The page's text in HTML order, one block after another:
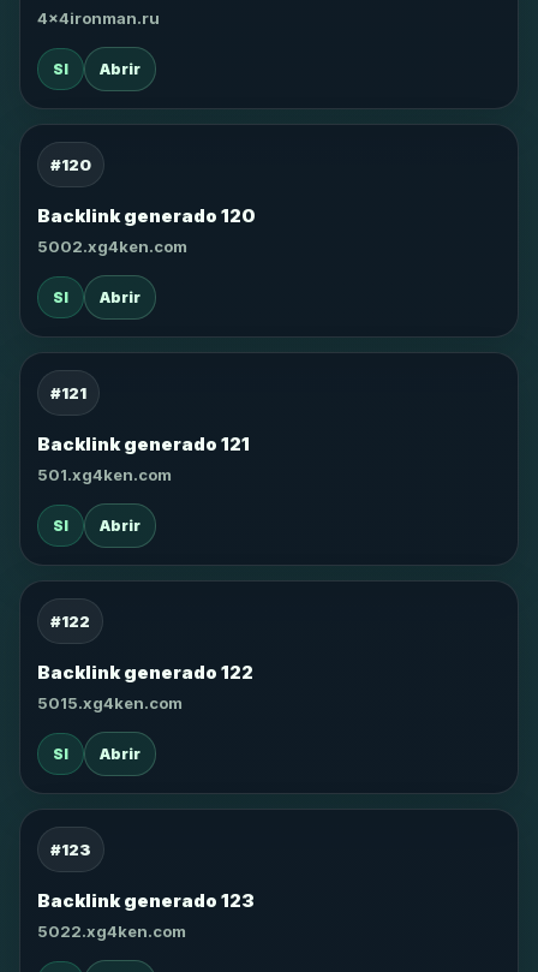
4x4ironman.ru
SI Abrir
#120
Backlink generado 120
5002.xg4ken.com
SI Abrir
#121
Backlink generado 121
501.xg4ken.com
SI Abrir
#122
Backlink generado 122
5015.xg4ken.com
SI Abrir
#123
Backlink generado 123
5022.xg4ken.com